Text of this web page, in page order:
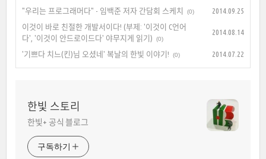
"우리는 프로그래머다" - 임백준 저자 간담회 스케치 (0)
2014.09.25
이것이 바로 친절한 개발서이다! (부제: '이것이 C언어
다', '이것이 안드로이드다' 야무지게 읽기)
(0)
2014.08.14
'기쁘다 치느(킨)님 오셨네' 복날의 한빛 이야기! (0) 2014.07.22
한빛 스토리
한빛+ 공식 블로그
구독하기